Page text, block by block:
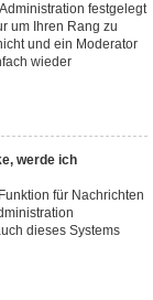
festgelegt
um Ihren Rang zu
und ein Moderator
wieder
werde ich
für Nachrichten
dieses Systems